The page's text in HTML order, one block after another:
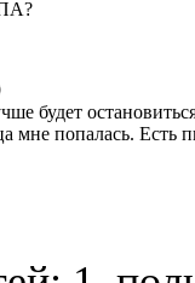
будет
мне попалась.